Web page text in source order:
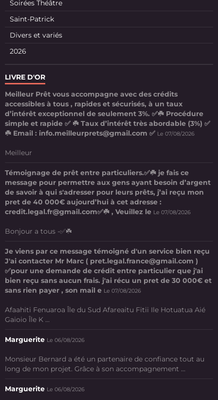
Soirées Théâtre
Saint-Patrick
Divers et variés
2026
LIVRE D'OR
Meilleur Prêt vous accompagne avec des crédits
accessibles à tous , rapides et sécurisés, à un taux
d’intérêt exceptionnel de seulement 3%. ✅☘️ Procédure
simple et rapide ✅ ☘️ Taux d’intérêt très abordable (3%) ✅
☘️ Email : info.meilleurprets@gmail.com ✅ Le 07/08/2026
Meilleur
Témoignage de prêt entre particuliers.✅☘️ je fais ce
message pour permettre aux gens ayant besoin d’argent
de savoir à qui s'adresser pour leurs prêts, j’ai reçu mon
pret de 40 000€ aujourd’hui à cet adresse :
credit.legal.fr@gmail.com✅☘️ , Veuillez le Le 07/08/2026
Bonjour a tous -✅☘️
Je viens par ce message témoigné d'un service bien reçu
J'ai contacter Mr Marc ( pret.legal.france@gmail.com )
✅pour une demande de crédit entre particulier que j'ai
bien reçu sans aucun frais. j'ai récu un pret de 30 000€ et
sans rien payer , son mail e Le 07/08/2026
Afaahiti Fenuaroa Île du Sud Afareaitu Fitii Ile Hotuatua Aié
Gaioio Île K ...
Marguerite Le 06/08/2026
Monsieur Bernard a été un partenaire de confiance tout au
long de mon projet. Grâce à son accompagnement ...
Marguerite Le 06/08/2026